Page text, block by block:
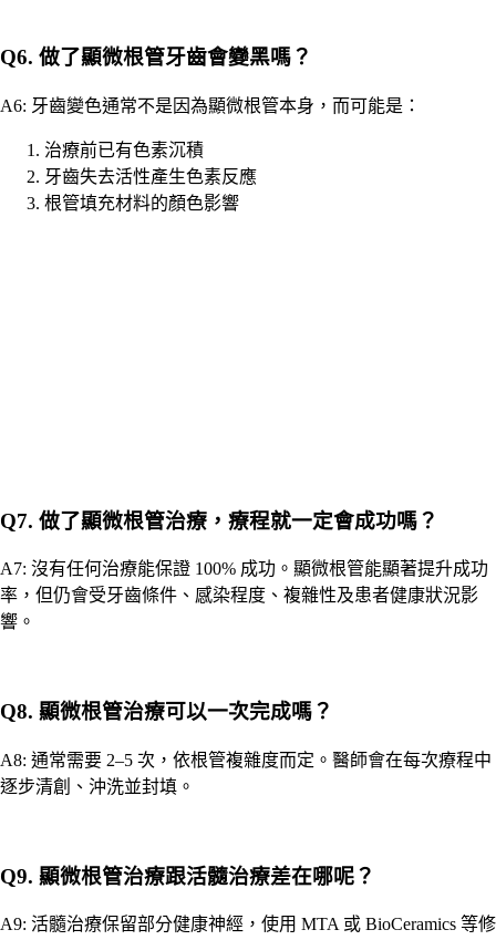
Q6. 做了顯微根管牙齒會變黑嗎？
A6: 牙齒變色通常不是因為顯微根管本身，而可能是：
治療前已有色素沉積
牙齒失去活性產生色素反應
根管填充材料的顏色影響
Q7. 做了顯微根管治療，療程就一定會成功嗎？
A7: 沒有任何治療能保證 100% 成功。顯微根管能顯著提升成功
率，但仍會受牙齒條件、感染程度、複雜性及患者健康狀況影
響。
Q8. 顯微根管治療可以一次完成嗎？
A8: 通常需要 2–5 次，依根管複雜度而定。醫師會在每次療程中
逐步清創、沖洗並封填。
Q9. 顯微根管治療跟活髓治療差在哪呢？
A9: 活髓治療保留部分健康神經，使用 MTA 或 BioCeramics 等修